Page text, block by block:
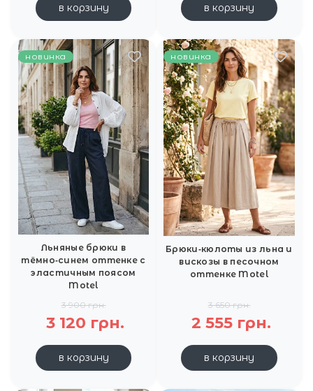
в корзину в корзину
новинка
Льняные брюки в
тёмно‑синем оттенке с
эластичным поясом
Motel
3 900 грн.
3 120 грн.
в корзину
новинка
Брюки‑кюлоты из льна и
вискозы в песочном
оттенке Motel
3 650 грн.
2 555 грн.
в корзину